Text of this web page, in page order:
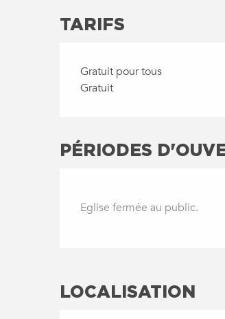
TARIFS
Gratuit pour tous
Gratuit
PÉRIODES
Eglise fermée au public.
LOCALISATION